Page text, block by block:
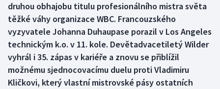
Box
Curling
Dostihy
Florbal
druhou obhajobu titulu profesionálního mistra světa
těžké váhy organizace WBC. Francouzského
vyzyvatele Johanna Duhaupase porazil v Los Angeles
technickým k.o. v 11. kole. Devětadvacetiletý Wilder
vyhrál i 35. zápas v kariéře a znovu se přiblížil
možnému sjednocovacímu duelu proti Vladimiru
Kličkovi, který vlastní mistrovské pásy ostatních